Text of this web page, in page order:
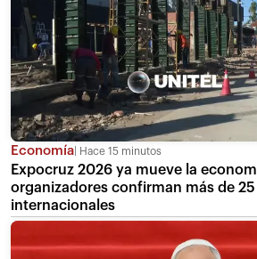
Economía Hace 15 minutos
Expocruz 2026 ya mueve la
organizadores confirman más de
internacionales